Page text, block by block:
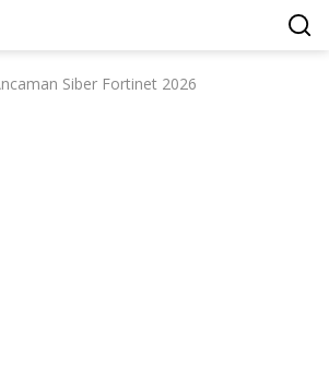
Siber Fortinet 2026